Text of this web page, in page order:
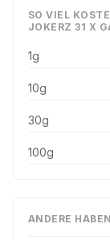
SO VIEL
JOKERZ 31 X
1g
10g
30g
100g
ANDERE